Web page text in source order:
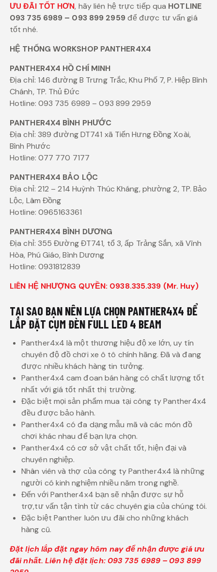
ƯU ĐÃI TỐT HƠN, hãy liên hệ trực tiếp qua HOTLINE
093 735 6989 – 093 899 2959để được tư vấn giá
tốt nhé.
HỆ THỐNG WORKSHOP PANTHER4X4
PANTHER4X4 HỒ CHÍ MINH
Địa chỉ: 146 đường B Trưng Trắc, Khu Phố 7, P. Hiệp Bình
Chánh, TP. Thủ Đức
Hotline: 093 735 6989 – 093 899 2959
PANTHER4X4 BÌNH PHƯỚC
Địa chỉ: 389 đường DT741 xã Tiến Hưng Đồng Xoài,
Bình Phước
Hotline: 077 770 7177
PANTHER4X4 BẢO LỘC
Địa chỉ: 212 – 214 Huỳnh Thúc Kháng, phường 2, TP. Bảo
Lộc, Lâm Đồng
Hotline: 0965163361
PANTHER4X4 BÌNH DƯƠNG
Địa chỉ: 355 Đường ĐT741, tổ 3, ấp Trảng Sắn, xã Vĩnh
Hòa, Phú Giáo, Bình Dương
Hotline: 0931812839
LIÊN HỆ NHƯỢNG QUYỀN: 0938.335.339 (Mr. Huy)
TẠI SAO BẠN NÊN LỰA CHỌN PANTHER4X4 ĐỂ
LẮP ĐẶT CỤM ĐÈN FULL LED 4 BEAM
Panther4x4 là một thương hiệu độ xe lớn, uy tín
chuyên độ đồ chơi xe ô tô chính hãng. Đã và đang
được nhiều khách hàng tin tưởng.
Panther4x4 cam đoan bán hàng có chất lượng tốt
nhất với giá tốt nhất thị trường.
Đặc biệt mọi sản phẩm mua tại công ty Panther4x4
đều được bảo hành.
Panther4x4 có đa dạng mẫu mã và các món đồ
chơi khác nhau để bạn lựa chọn.
Panther4x4 có cơ sở vật chất tốt, hiện đại và
chuyên nghiệp.
Nhân viên và thợ của công ty Panther4x4 là những
người có kinh nghiệm nhiều năm trong nghề.
Đến với Panther4x4 bạn sẽ nhận được sự hỗ
trợ,tư vấn tận tình từ các chuyên gia của chúng tôi.
Đặc biệt Panther luôn ưu đãi cho những khách
hàng cũ.
Đặt lịch lắp đặt ngay hôm nay để nhận được giá ưu
đãi nhất. Liên hệ đặt lịch: 093 735 6989 – 093 899